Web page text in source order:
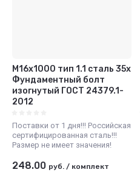
М16x1000 тип 1.1 сталь 35х
Фундаментный болт
изогнутый ГОСТ 24379.1-
2012
Поставки от 1 дня!!! Российская
сертифицированная сталь!!!
Размер не имеет значения!
248.00 руб. / комплект